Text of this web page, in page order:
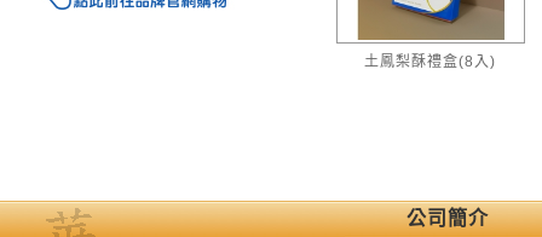
土鳳梨酥禮盒(8入)
公司簡介